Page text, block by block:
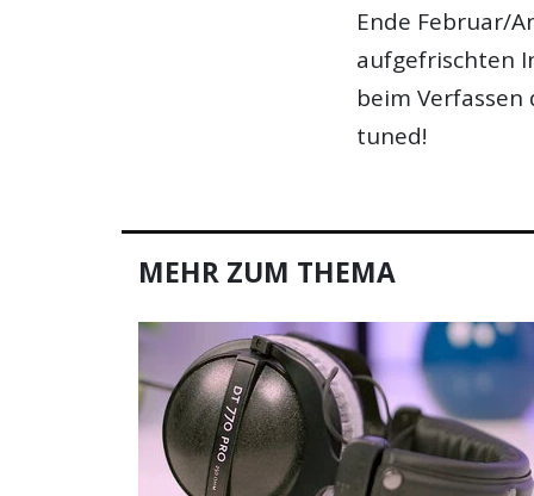
Ende Februar/
aufgefrischten
beim Verfassen
tuned!
MEHR ZUM THEMA